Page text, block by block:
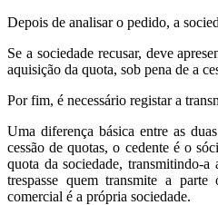
Depois de analisar o pedido, a
Se a sociedade recusar, deve
aquisição da quota, sob pena de a
Por fim, é necessário registar a
Uma diferença básica entre as
cessão de quotas, o cedente é o
quota da sociedade, transmitindo-
trespasse quem transmite a
comercial é a própria sociedade.